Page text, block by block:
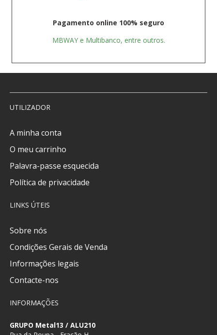
Pagamento online 100% seguro
MBWAY e Multibanco, entre outros.
UTILIZADOR
A minha conta
O meu carrinho
Palavra-passe esquecida
Política de privacidade
LINKS ÚTEIS
Sobre nós
Condições Gerais de Venda
Informações legais
Contacte-nos
INFORMAÇÕES
GRUPO Metal13 / ALU210